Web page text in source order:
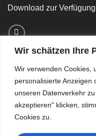
Wir schätzen Ihre
Wir verwenden Cookies,
personalisierte Anzeigen
unseren Datenverkehr
akzeptieren" klicken,
Cookies zu.
Download zur
MENU
Widerrufsbelehrung
Über Uns